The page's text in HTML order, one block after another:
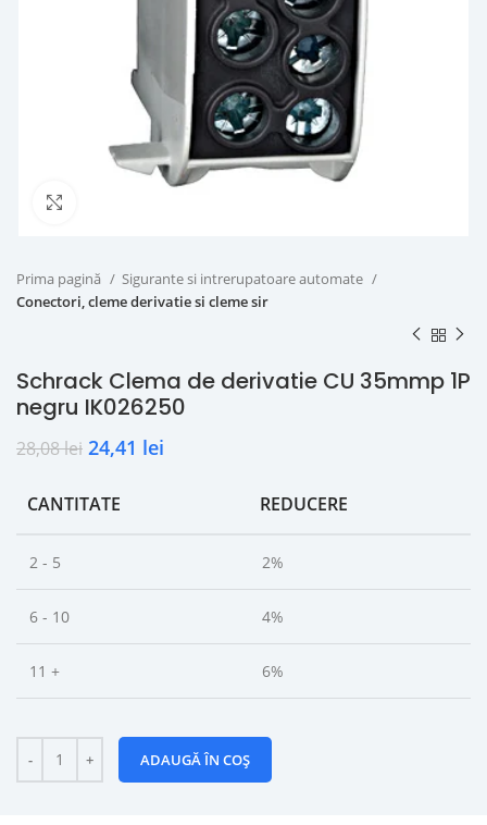
Prima pagină
Sigurante si intrerupatoare automate
Conectori, cleme derivatie si cleme sir
Schrack Clema de derivatie CU 35mmp 1P
negru IK026250
28,08lei 24,41 lei
CANTITATE REDUCERE
2 - 5 2%
6 - 10 4%
11 + 6%
ADAUGĂ ÎN COȘ